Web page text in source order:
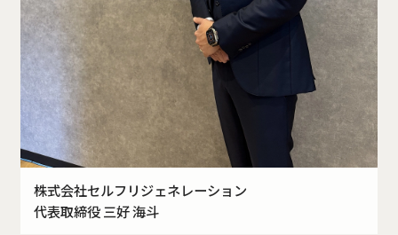
株式会社セルフリジェネレーション
代表取締役 三好 海斗